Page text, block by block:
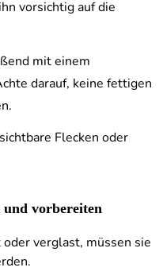
vorsichtig auf die
mit einem
darauf, keine fettigen
Flecken oder
vorbereiten
verglast, müssen sie